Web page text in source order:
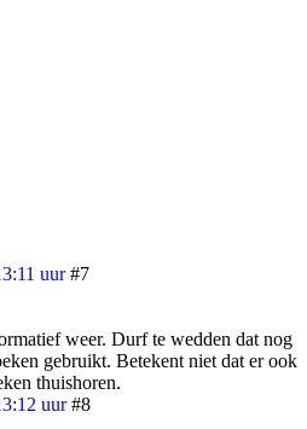
uur #7
weer. Durf te wedden dat nog
gebruikt. Betekent niet dat er ook
thuishoren.
uur #8